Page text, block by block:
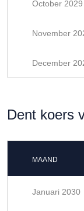
October 2029
November
December
Dent koers
MAAND
Januari 2030